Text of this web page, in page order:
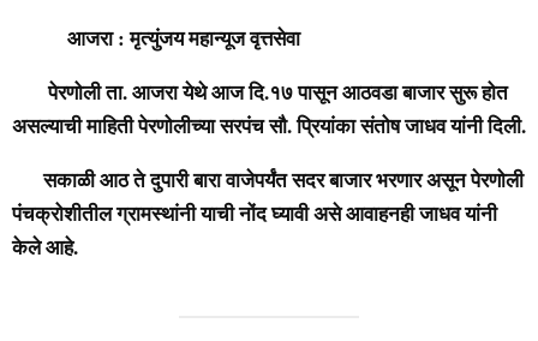
आजरा : मृत्युंजय महान्यूज वृत्तसेवा
पेरणोली ता. आजरा येथे आज दि.१७ पासून आठवडा बाजार सुरू होत
असल्याची माहिती पेरणोलीच्या सरपंच सौ. प्रियांका संतोष जाधव यांनी दिली.
सकाळी आठ ते दुपारी बारा वाजेपर्यंत सदर बाजार भरणार असून पेरणोली
पंचक्रोशीतील ग्रामस्थांनी याची नोंद घ्यावी असे आवाहनही जाधव यांनी
केले आहे.